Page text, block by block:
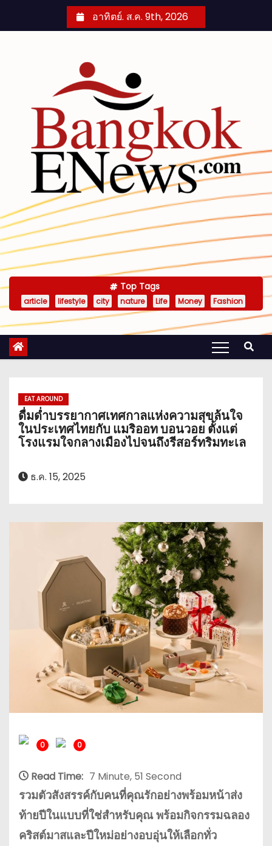
อาทิตย์. ส.ค. 9th, 2026
Top Tags
article lifestyle city nature Life Money Fashion
EAT AROUND
ดื่มด่ำบรรยากาศเทศกาลแห่งความสุขล้นใจ
ในประเทศไทยกับ แมริออท บอนวอย ตั้งแต่
โรงแรมใจกลางเมืองไปจนถึงรีสอร์ทริมทะเล
ธ.ค. 15, 2025
0 0
Read Time: 7 Minute, 51 Second
รวมตัวสังสรรค์กับคนที่คุณรักอย่างพร้อมหน้าส่ง
ท้ายปีในแบบที่ใช่สำหรับคุณ พร้อมกิจกรรมฉลอง
คริสต์มาสและปีใหม่อย่างอบอุ่นให้เลือกทั่ว